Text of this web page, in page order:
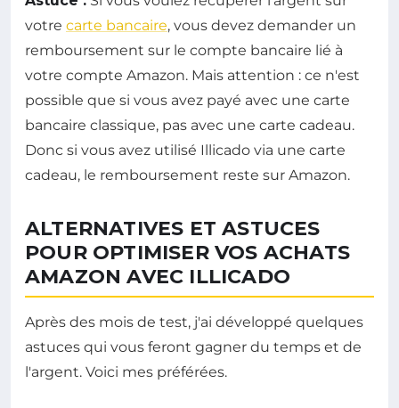
votre carte bancaire, vous devez demander un
remboursement sur le compte bancaire lié à
votre compte Amazon. Mais attention : ce n'est
possible que si vous avez payé avec une carte
bancaire classique, pas avec une carte cadeau.
Donc si vous avez utilisé Illicado via une carte
cadeau, le remboursement reste sur Amazon.
ALTERNATIVES ET ASTUCES
POUR OPTIMISER VOS ACHATS
AMAZON AVEC ILLICADO
Après des mois de test, j'ai développé quelques
astuces qui vous feront gagner du temps et de
l'argent. Voici mes préférées.